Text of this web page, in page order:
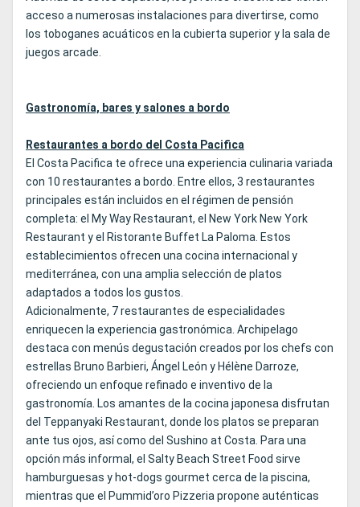
acceso a numerosas instalaciones para divertirse, como
los toboganes acuáticos en la cubierta superior y la sala de
juegos arcade.
Gastronomía, bares y salones a bordo
Restaurantes a bordo del Costa Pacifica
El Costa Pacifica te ofrece una experiencia culinaria variada
con 10 restaurantes a bordo. Entre ellos, 3 restaurantes
principales están incluidos en el régimen de pensión
completa: el My Way Restaurant, el New York New York
Restaurant y el Ristorante Buffet La Paloma. Estos
establecimientos ofrecen una cocina internacional y
mediterránea, con una amplia selección de platos
adaptados a todos los gustos.
Adicionalmente, 7 restaurantes de especialidades
enriquecen la experiencia gastronómica. Archipelago
destaca con menús degustación creados por los chefs con
estrellas Bruno Barbieri, Ángel León y Hélène Darroze,
ofreciendo un enfoque refinado e inventivo de la
gastronomía. Los amantes de la cocina japonesa disfrutan
del Teppanyaki Restaurant, donde los platos se preparan
ante tus ojos, así como del Sushino at Costa. Para una
opción más informal, el Salty Beach Street Food sirve
hamburguesas y hot-dogs gourmet cerca de la piscina,
mientras que el Pummid’oro Pizzeria propone auténticas